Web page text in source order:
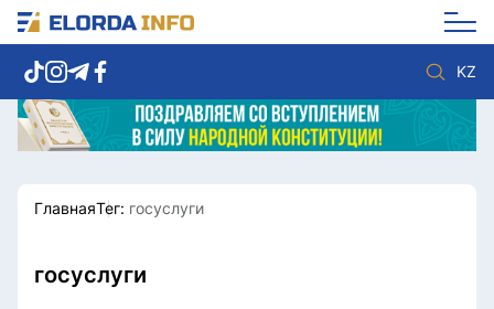
KZ
Новости столицы
Спорт
ГлавнаяТег: госуслуги
госуслуги